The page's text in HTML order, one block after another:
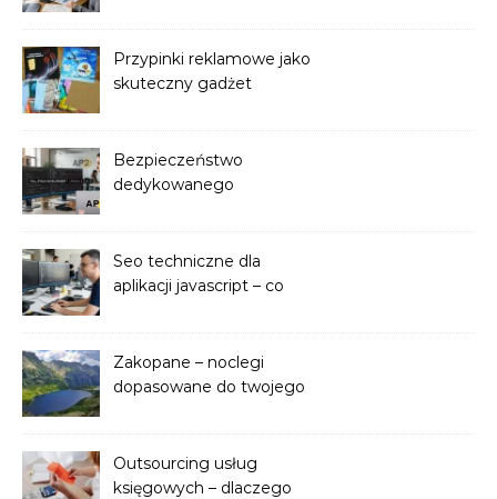
Przypinki reklamowe jako
skuteczny gadżet
Bezpieczeństwo
dedykowanego
wdrożeniem
Seo techniczne dla
aplikacji javascript – co
Zakopane – noclegi
dopasowane do twojego
Outsourcing usług
księgowych – dlaczego